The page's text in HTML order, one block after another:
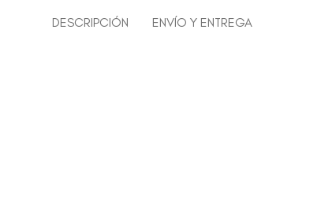
DESCRIPCIÓN ENVÍO Y ENTREGA